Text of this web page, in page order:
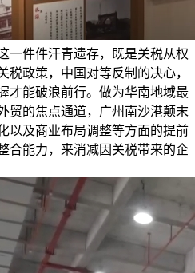
一件件汗青遗存，既是关税从权
税政策，中国对等反制的决心，
才能破浪前行。做为华南地域最
贸的焦点通道，广州南沙港颠末
以及商业布局调整等方面的提前
合能力，来消减因关税带来的企